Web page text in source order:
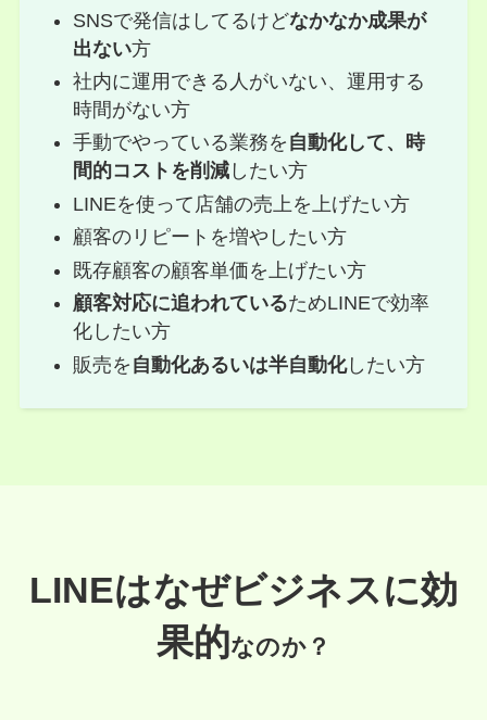
SNSで発信はしてるけどなかなか成果が
出ない方
社内に運用できる人がいない、運用する
時間がない方
手動でやっている業務を 自動化して、時
間的コストを削減 したい方
LINEを使って店舗の売上を上げたい方
顧客のリピートを増やしたい方
既存顧客の顧客単価を上げたい方
顧客対応に追われているためLINEで効率
化したい方
販売を 自動化あるいは半自動化したい方
LINEはなぜビジネスに効
果的なのか？